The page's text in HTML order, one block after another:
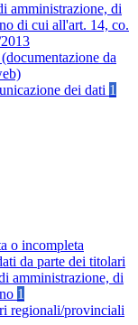
amministrazione, di
di cui all'art. 14, co.
da
dei dati 1
o incompleta
da parte dei titolari
amministrazione, di
1
regionali/provinciali